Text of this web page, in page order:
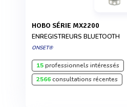
HOBO SÉRIE MX2200
ENREGISTREURS BLUETOOTH
ONSET®
15professionnels intéressés
2566consultations récentes